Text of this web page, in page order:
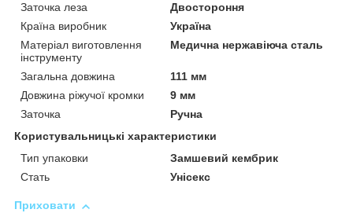
Заточка леза
Двостороння
Країна виробник
Україна
Матеріал виготовлення
інструменту
Медична нержавіюча сталь
Загальна довжина
111 мм
Довжина ріжучої кромки
9 мм
Заточка
Ручна
Користувальницькі характеристики
Тип упаковки
Замшевий кембрик
Стать
Унісекс
Приховати